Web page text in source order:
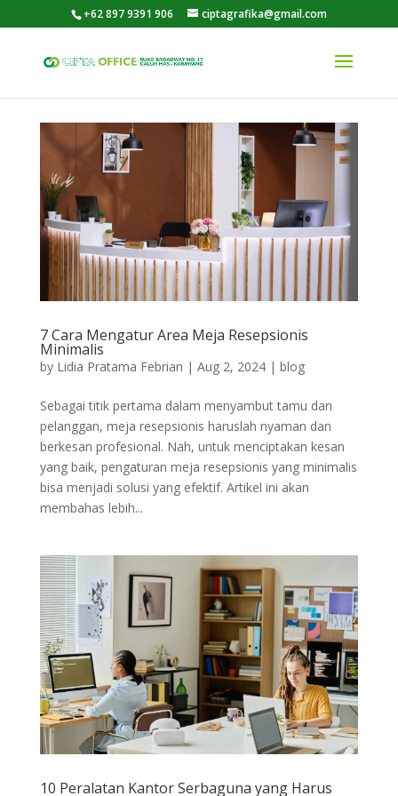
+62 897 9391 906 ciptagrafika@gmail.com
7 Cara Mengatur Area Meja Resepsionis
Minimalis
by Lidia Pratama Febrian | Aug 2, 2024| blog
Sebagai titik pertama dalam menyambut tamu dan
pelanggan, meja resepsionis haruslah nyaman dan
berkesan profesional. Nah, untuk menciptakan kesan
yang baik, pengaturan meja resepsionis yang minimalis
bisa menjadi solusi yang efektif. Artikel ini akan
membahas lebih...
10 Peralatan Kantor Serbaguna yang Harus